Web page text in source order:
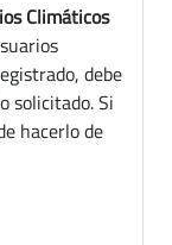
Climáticos
debe
solicitado. Si
hacerlo de